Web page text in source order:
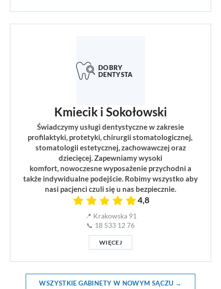
Kmiecik i Sokołowski
Świadczymy usługi dentystyczne w zakresie
profilaktyki, protetyki, chirurgii stomatologicznej,
stomatologii estetycznej, zachowawczej oraz
dziecięcej. Zapewniamy wysoki
komfort, nowoczesne wyposażenie przychodni a
także indywidualne podejście. Robimy wszystko aby
nasi pacjenci czuli się u nas bezpiecznie.
4,8
📍 Krakowska 91
📞 18 533 12 76
WIĘCEJ
WSZYSTKIE GABINETY W NOWYM SĄCZU →